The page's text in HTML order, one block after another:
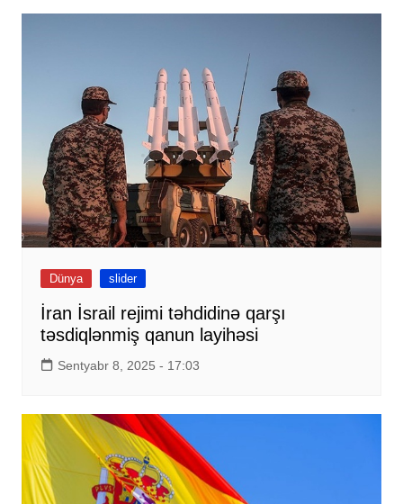
Dünya slider
İran İsrail rejimi təhdidinə qarşı
təsdiqlənmiş qanun layihəsi
Sentyabr 8, 2025 - 17:03